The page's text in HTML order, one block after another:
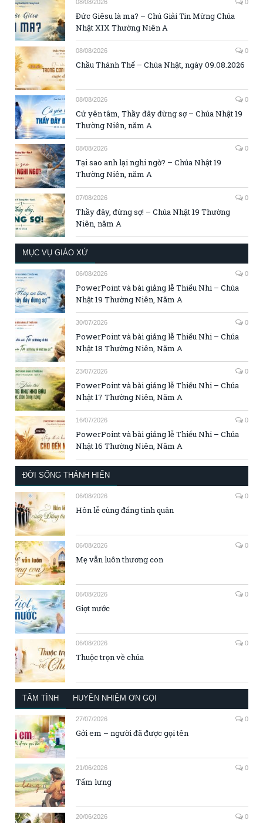
08/08/2026 0
Đức Giêsu là ma? – Chú Giải Tin Mừng Chúa
Nhật XIX Thường Niên A
08/08/2026 0
Chầu Thánh Thể – Chúa Nhật, ngày 09.08.2026
08/08/2026 0
Cứ yên tâm, Thầy đây đừng sợ – Chúa Nhật 19
Thường Niên, năm A
08/08/2026 0
Tại sao anh lại nghi ngờ? – Chúa Nhật 19
Thường Niên, năm A
07/08/2026 0
Thầy đây, đừng sợ! – Chúa Nhật 19 Thường
Niên, năm A
MỤC VỤ GIÁO XỨ
06/08/2026 0
PowerPoint và bài giảng lễ Thiếu Nhi – Chúa
Nhật 19 Thường Niên, Năm A
30/07/2026 0
PowerPoint và bài giảng lễ Thiếu Nhi – Chúa
Nhật 18 Thường Niên, Năm A
23/07/2026 0
PowerPoint và bài giảng lễ Thiếu Nhi – Chúa
Nhật 17 Thường Niên, Năm A
16/07/2026 0
PowerPoint và bài giảng lễ Thiếu Nhi – Chúa
Nhật 16 Thường Niên, Năm A
ĐỜI SỐNG THÁNH HIẾN
06/08/2026 0
Hôn lễ cùng đấng tình quân
06/08/2026 0
Mẹ vẫn luôn thương con
06/08/2026 0
Giọt nước
06/08/2026 0
Thuộc trọn về chúa
TÂM TÌNH HUYỀN NHIỆM ƠN GỌI
27/07/2026 0
Gởi em – người đã được gọi tên
21/06/2026 0
Tấm lưng
20/06/2026 0